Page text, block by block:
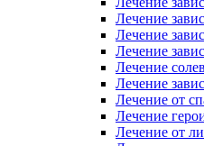
Лечение
Лечение
Лечение
Лечение
Лечение
Лечение от
Лечение
Лечение от